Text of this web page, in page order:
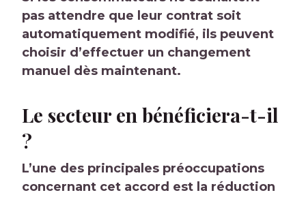
pas attendre que leur contrat soit
automatiquement modifié, ils peuvent
choisir d’effectuer un changement
manuel dès maintenant.
Le secteur en bénéficiera-t-il
?
L’une des principales préoccupations
concernant cet accord est la réduction